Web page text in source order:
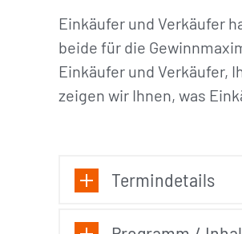
Einkäufer und Verkäufer
beide für die
Einkäufer und Verkäufer,
zeigen wir Ihnen, was
Termindetails